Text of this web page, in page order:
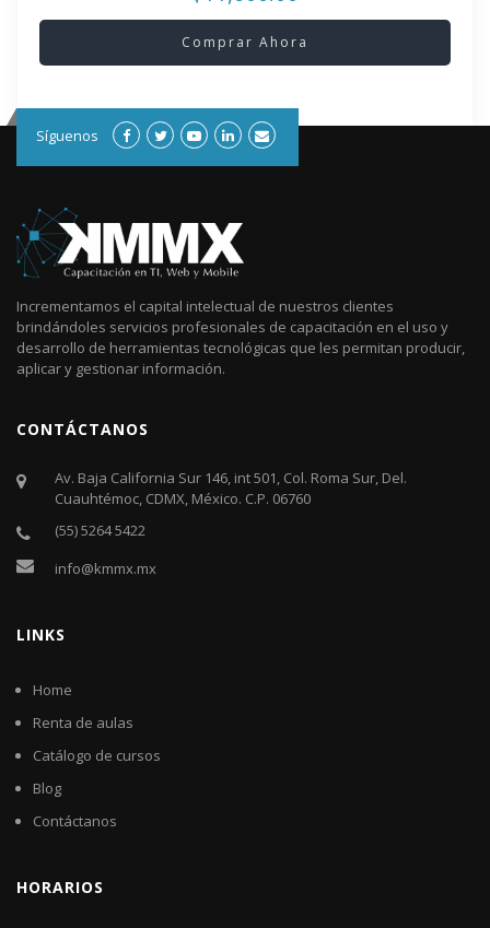
Comprar Ahora
Síguenos
Incrementamos el capital intelectual de nuestros clientes
brindándoles servicios profesionales de capacitación en el uso y
desarrollo de herramientas tecnológicas que les permitan producir,
aplicar y gestionar información.
CONTÁCTANOS
Av. Baja California Sur 146, int 501, Col. Roma Sur, Del.
Cuauhtémoc, CDMX, México. C.P. 06760​
(55) 5264 5422
info@kmmx.mx
LINKS
Home
Renta de aulas
Catálogo de cursos
Blog
Contáctanos
HORARIOS